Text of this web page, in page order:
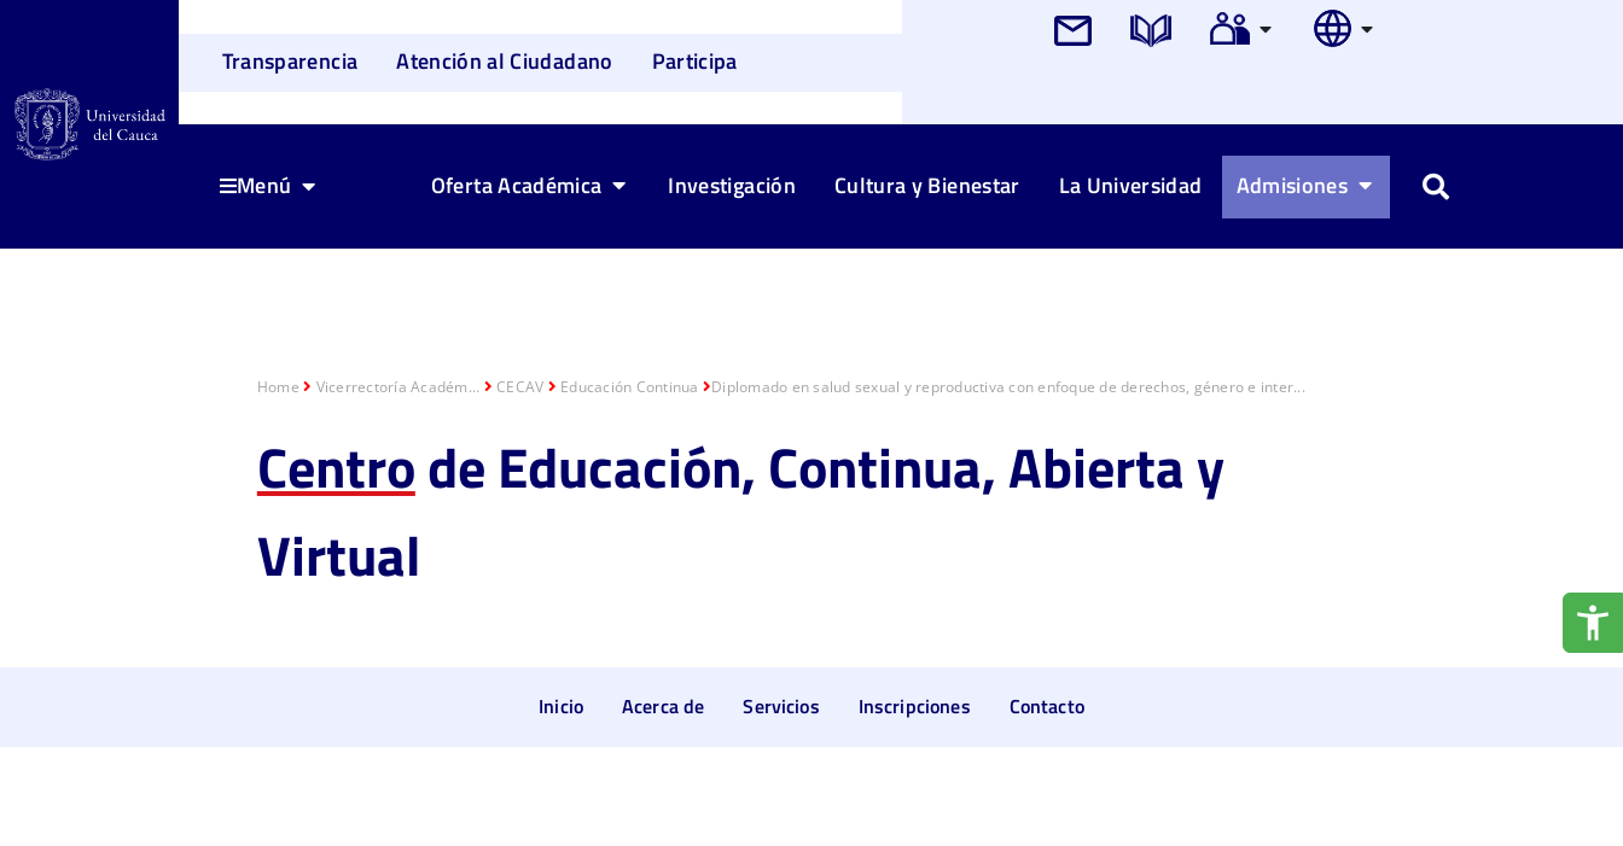
Transparencia Atención al Ciudadano Participa
Menú Oferta Académica Investigación Cultura y Bienestar La Universidad Admisiones Buscar
Home Vicerrectoría Académ... CECAV Educación Continua Diplomado en salud sexual y reproductiva con enfoque de derechos, género e inter...
Centrode Educación, Continua, Abierta y
Virtual
Inicio Acerca de Servicios Inscripciones Contacto